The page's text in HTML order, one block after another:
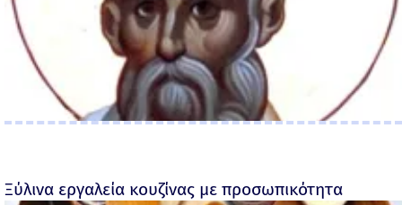
Ξύλινα εργαλεία κουζίνας με προσωπικότητα